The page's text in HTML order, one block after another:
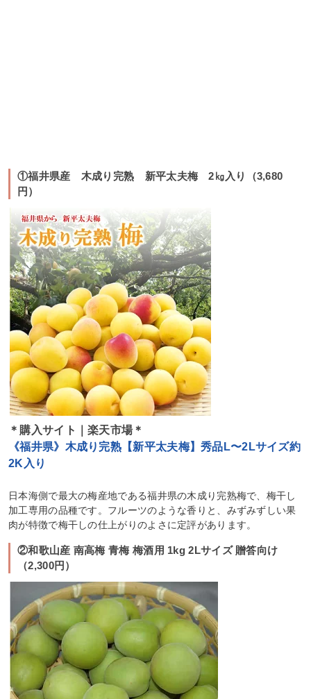
①福井県産 木成り完熟 新平太夫梅 2㎏入り（3,680
円）
＊購入サイト｜楽天市場＊
《福井県》木成り完熟【新平太夫梅】秀品L〜2Lサイズ約
2K入り
日本海側で最大の梅産地である福井県の木成り完熟梅で、梅干し
加工専用の品種です。フルーツのような香りと、みずみずしい果
肉が特徴で梅干しの仕上がりのよさに定評があります。
②和歌山産 南高梅 青梅 梅酒用 1kg 2Lサイズ 贈答向け
（2,300円）